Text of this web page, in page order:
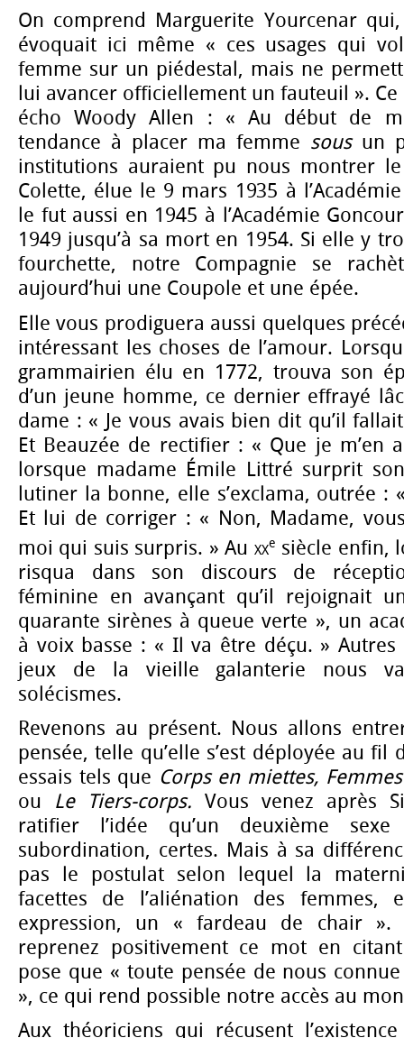
On comprend Marguerite Yourcenar
évoquait ici même « ces usages qui
femme sur un piédestal, mais ne
lui avancer officiellement un fauteuil ».
écho Woody Allen : « Au début de
tendance à placer ma femme sous un
institutions auraient pu nous montrer
Colette, élue le 9 mars 1935 à
le fut aussi en 1945 à l’Académie
1949 jusqu’à sa mort en 1954. Si elle y
fourchette, notre Compagnie se
aujourd’hui une Coupole et une épée.
Elle vous prodiguera aussi quelques
intéressant les choses de l’amour.
grammairien élu en 1772, trouva son
d’un jeune homme, ce dernier effrayé
dame : « Je vous avais bien dit qu’il
Et Beauzée de rectifier : « Que je m’en
lorsque madame Émile Littré surprit
lutiner la bonne, elle s’exclama, outrée :
Et lui de corriger : « Non, Madame,
moi qui suis surpris. » Au xxe siècle enfin,
risqua dans son discours de
féminine en avançant qu’il rejoignait
quarante sirènes à queue verte », un
à voix basse : « Il va être déçu. »
jeux de la vieille galanterie nous
solécismes.
Revenons au présent. Nous allons
pensée, telle qu’elle s’est déployée au fil
essais tels que Corps en miettes,
ou Le Tiers-corps. Vous venez après
ratifier l’idée qu’un deuxième
subordination, certes. Mais à sa
pas le postulat selon lequel la
facettes de l’aliénation des femmes,
expression, un « fardeau de chair ».
reprenez positivement ce mot en
pose que « toute pensée de nous
», ce qui rend possible notre accès au
Aux théoriciens qui récusent